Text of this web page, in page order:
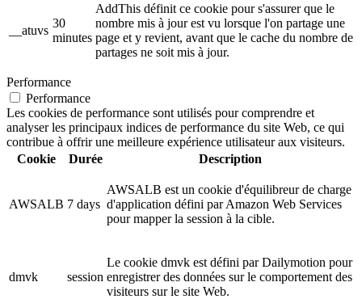
__atuvs
30
minutes
AddThis définit ce cookie pour s'assurer que le
nombre mis à jour est vu lorsque l'on partage une
page et y revient, avant que le cache du nombre de
partages ne soit mis à jour.
Performance
Performance
Les cookies de performance sont utilisés pour comprendre et
analyser les principaux indices de performance du site Web, ce qui
contribue à offrir une meilleure expérience utilisateur aux visiteurs.
Cookie
Durée Description
AWSALB 7 days
AWSALB est un cookie d'équilibreur de charge
d'application défini par Amazon Web Services
pour mapper la session à la cible.
dmvk session
Le cookie dmvk est défini par Dailymotion pour
enregistrer des données sur le comportement des
visiteurs sur le site Web.